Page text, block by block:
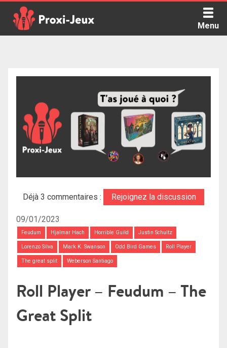
content
Menu
Déjà 3 commentaires : Rejoignez la discussion
09/01/2023
Feudum Hjalmar Hach Horrible Guild Justin Schultz
Lorenzo Silva Mark K. Swanson Odd Bird Games Roll Player
The great split Weberson Santiago
Roll Player – Feudum – The
Great Split